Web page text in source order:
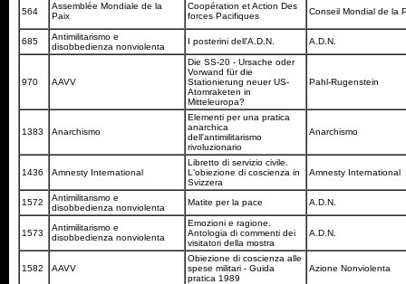
564
Assemblée Mondiale de la
Paix
Coopération et Action Des
forces Pacifiques
Conseil Mondial de la
685
Antimilitarismo e
disobbedienza nonviolenta
I posterini dell'A.D.N. A.D.N.
970 AAVV
Die SS-20 - Ursache oder
Vorwand für die
Stationierung neuer US-
Atomraketen in
Mitteleuropa?
Pahl-Rugenstein
1383 Anarchismo
Elementi per una pratica
anarchica
dell'antimilitarismo
rivoluzionario
Anarchismo
1436 Amnesty International
Libretto di servizio civile.
L'obiezione di coscienza in
Svizzera
Amnesty International
1572
Antimilitarismo e
disobbedienza nonviolenta
Matite per la pace A.D.N.
1573
Antimilitarismo e
disobbedienza nonviolenta
Emozioni e ragione.
Antologia di commenti dei
visitatori della mostra
A.D.N.
1582 AAVV
Obiezione di coscienza alle
spese militari - Guida
pratica 1989
Azione Nonviolenta